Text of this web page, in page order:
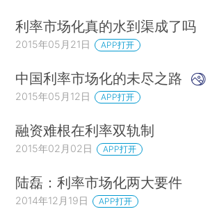
利率市场化真的水到渠成了吗
2015年05月21日 APP打开
中国利率市场化的未尽之路
2015年05月12日 APP打开
融资难根在利率双轨制
2015年02月02日 APP打开
陆磊：利率市场化两大要件
2014年12月19日 APP打开